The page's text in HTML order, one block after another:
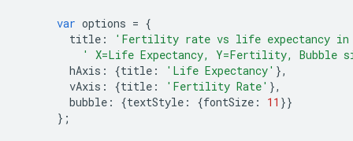
var options = {
title :
'Fertility rate vs life expectancy in
' X=Life Expectancy, Y=Fertility, Bubble
hAxis : {title : 'Life Expectancy' },
vAxis : {title : 'Fertility Rate' },
bubble : {textStyle : {fontSize : 11 }}
};